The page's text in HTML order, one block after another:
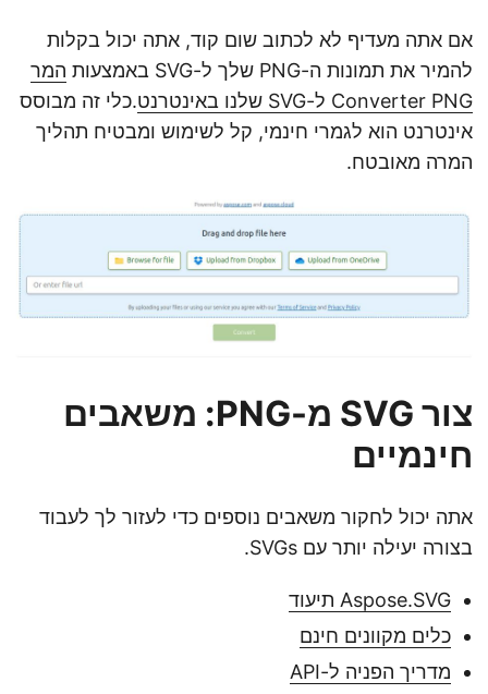
אם אתה מעדיף לא לכתוב שום קוד, אתה יכול בקלות
להמיר את תמונות ה-PNG שלך ל-SVG באמצעות
המר
Converter PNG ל-SVG שלנו באינטרנט
.כלי זה מבוסס
אינטרנט הוא לגמרי חינמי, קל לשימוש ומבטיח תהליך
המרה מאובטח.
צור SVG מ-PNG: משאבים
חינמיים
אתה יכול לחקור משאבים נוספים כדי לעזור לך לעבוד
בצורה יעילה יותר עם SVGs.
Aspose.SVG תיעוד
כלים מקוונים חינם
מדריך הפניה ל-API